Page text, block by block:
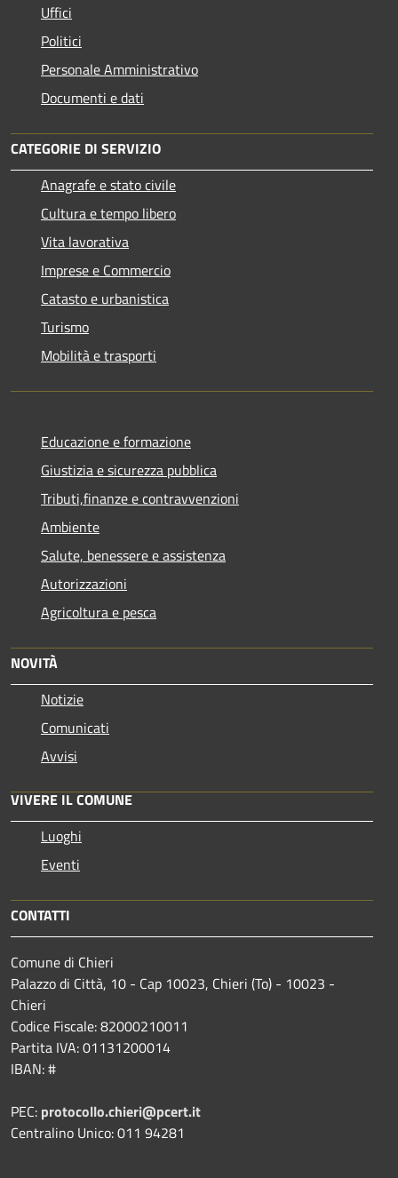
Uffici
Politici
Personale Amministrativo
Documenti e dati
CATEGORIE DI SERVIZIO
Anagrafe e stato civile
Cultura e tempo libero
Vita lavorativa
Imprese e Commercio
Catasto e urbanistica
Turismo
Mobilità e trasporti
Educazione e formazione
Giustizia e sicurezza pubblica
Tributi,finanze e contravvenzioni
Ambiente
Salute, benessere e assistenza
Autorizzazioni
Agricoltura e pesca
NOVITÀ
Notizie
Comunicati
Avvisi
VIVERE IL COMUNE
Luoghi
Eventi
CONTATTI
Comune di Chieri
Palazzo di Città, 10 - Cap 10023, Chieri (To) - 10023 -
Chieri
Codice Fiscale: 82000210011
Partita IVA: 01131200014
IBAN: #
PEC: protocollo.chieri@pcert.it
Centralino Unico: 011 94281